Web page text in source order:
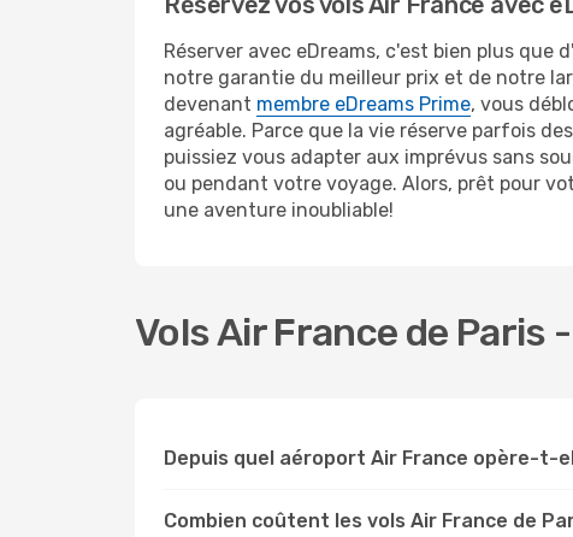
Réserver avec eDreams, c'est bien plus
notre garantie du meilleur prix et de notre
devenant membre eDreams Prime, vous
agréable. Parce que la vie réserve parfois
puissiez vous adapter aux imprévus sans
ou pendant votre voyage. Alors, prêt pour
une aventure inoubliable!
Vols Air France de
Depuis quel aéroport Air France opère-t-
Combien coûtent les vols Air France de